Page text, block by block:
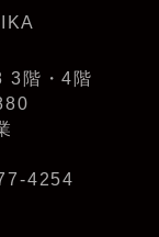
3階・4階
4254